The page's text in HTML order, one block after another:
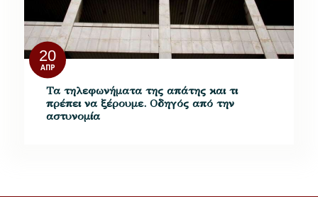
20
ΑΠΡ
Τα τηλεφωνήματα της απάτης και τι
πρέπει να ξέρουμε. Οδηγός από την
αστυνομία